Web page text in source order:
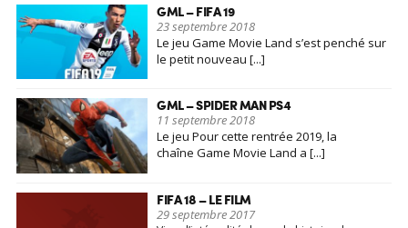
GML – FIFA 19
23 septembre 2018
Le jeu Game Movie Land s’est penché sur
le petit nouveau [...]
GML – SPIDER MAN PS4
11 septembre 2018
Le jeu Pour cette rentrée 2019, la
chaîne Game Movie Land a [...]
FIFA 18 – LE FILM
29 septembre 2017